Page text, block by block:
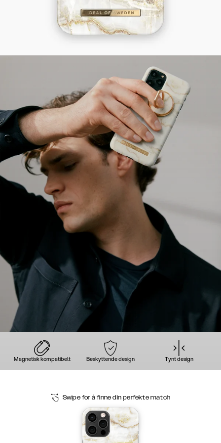
Magnetisk kompatibelt Beskyttende design Tynt design
Swipe for å finne din perfekte match